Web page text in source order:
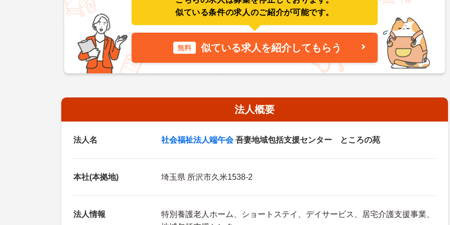
似ている条件の求人のご紹介が可能です。
無料 似ている求人を紹介してもらう
法人概要
法人名 社会福祉法人端午会吾妻地域包括支援センター ところの苑
本社(本拠地) 埼玉県 所沢市久米1538-2
法人情報
特別養護老人ホーム、ショートステイ、デイサービス、居宅介護支援事業、